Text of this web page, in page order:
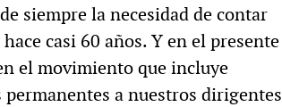
siempre la necesidad de contar
casi 60 años. Y en el presente
el movimiento que incluye
a nuestros dirigentes